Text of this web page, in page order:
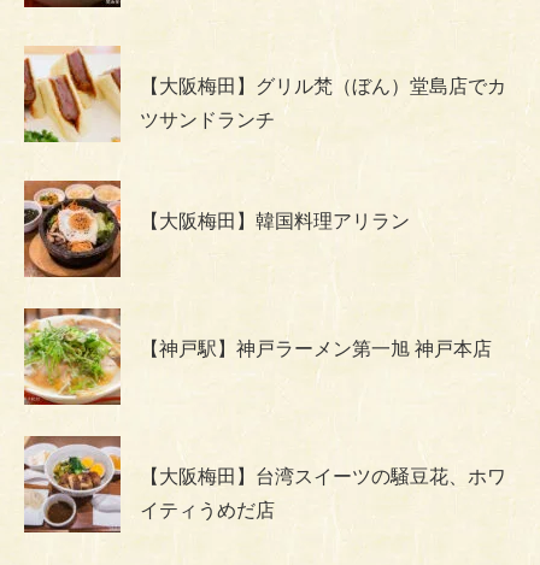
【大阪梅田】グリル梵（ぼん）堂島店でカ
ツサンドランチ
【大阪梅田】韓国料理アリラン
【神戸駅】神戸ラーメン第一旭 神戸本店
【大阪梅田】台湾スイーツの騒豆花、ホワ
イティうめだ店